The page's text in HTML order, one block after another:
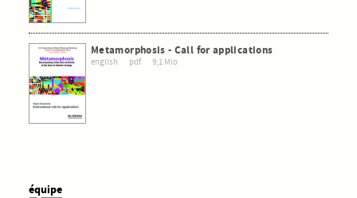
Metamorphosis - Call for applications
english pdf 9,1 Mio
équipe